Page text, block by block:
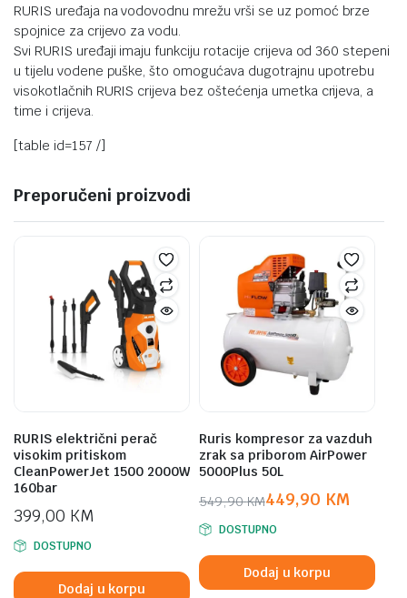
RURIS uređaja na vodovodnu mrežu vrši se uz pomoć brze
spojnice za crijevo za vodu.
Svi RURIS uređaji imaju funkciju rotacije crijeva od 360 stepeni
u tijelu vodene puške, što omogućava dugotrajnu upotrebu
visokotlačnih RURIS crijeva bez oštećenja umetka crijeva, a
time i crijeva.
[table id=157 /]
Preporučeni proizvodi
RURIS električni perač
visokim pritiskom
CleanPowerJet 1500 2000W
160bar
399,00 KM
DOSTUPNO
Dodaj u korpu
Ruris kompresor za vazduh
zrak sa priborom AirPower
5000Plus 50L
549,90KM
Original
price
was:
549,90 KM.
449,90 KM
Current
price
is:
449,90 KM.
DOSTUPNO
Dodaj u korpu